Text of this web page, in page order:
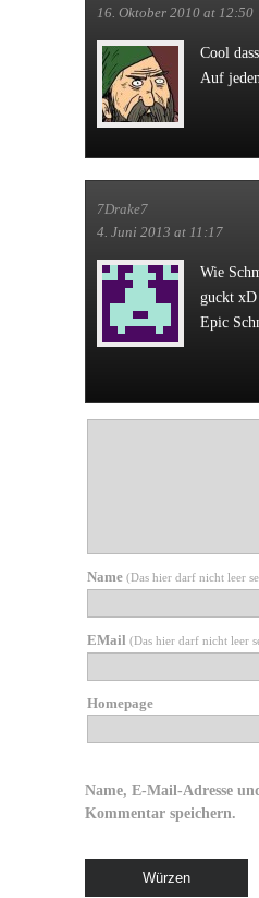
16. Oktober 2010 at 12:50
Cool
Auf
7Drake7
4. Juni 2013 at 11:17
Wie
guckt xD
Epic
Name (Das hier darf nicht leer
EMail (Das hier darf nicht leer
Homepage
Name, E-Mail-Adresse
Kommentar speichern.